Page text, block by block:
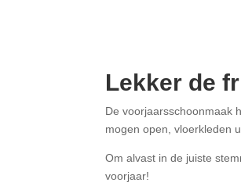
Lekker de
De voorjaarsschoonmaak
mogen open, vloerkleden
Om alvast in de juiste
voorjaar!